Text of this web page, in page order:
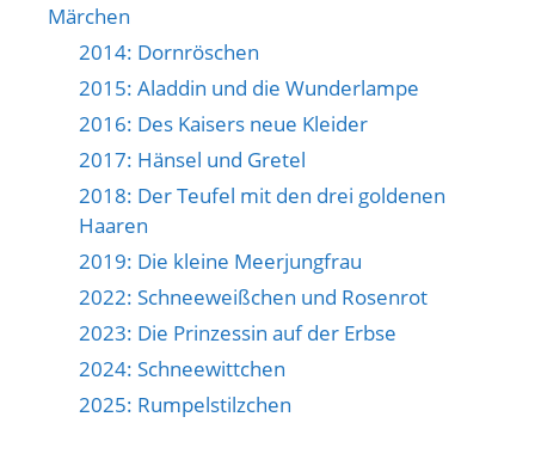
Märchen
2014: Dornröschen
2015: Aladdin und die Wunderlampe
2016: Des Kaisers neue Kleider
2017: Hänsel und Gretel
2018: Der Teufel mit den drei goldenen
Haaren
2019: Die kleine Meerjungfrau
2022: Schneeweißchen und Rosenrot
2023: Die Prinzessin auf der Erbse
2024: Schneewittchen
2025: Rumpelstilzchen